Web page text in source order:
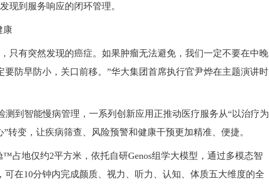
现到服务响应的闭环管理。
康
有突然发现的癌症。如果肿瘤无法避免，我们一定不要在中晚
要防早防小，关口前移。”华大集团首席执行官尹烨在主题演讲时
到智能慢病管理，一系列创新应用正推动医疗服务从“以治疗为
转变，让疾病筛查、风险预警和健康干预更加精准、便捷。
地仅约2平方米，依托自研Genos组学大模型，通过多模态智
可在10分钟内完成颜质、视力、听力、认知、体质五大维度的全